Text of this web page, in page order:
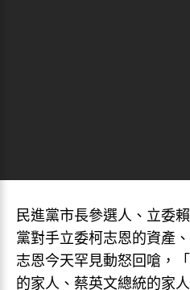
民進黨市長參選人、立委
黨對手立委柯志恩的資產
志恩今天罕見動怒回嗆，
的家人、蔡英文總統的家